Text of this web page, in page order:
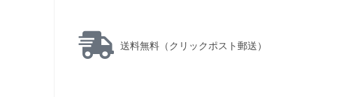
送料無料（クリックポスト郵送）